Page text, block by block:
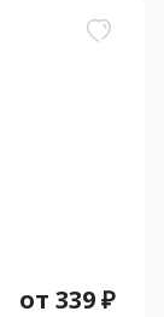
от 339₽